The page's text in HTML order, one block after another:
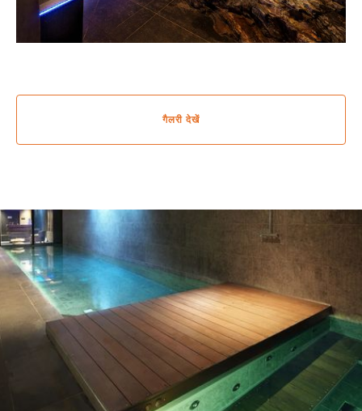
गैलरी देखें